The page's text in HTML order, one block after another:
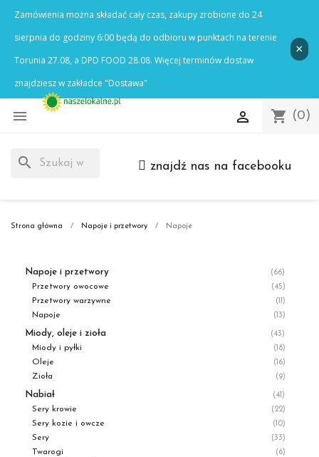
 shopping_cart (0)

search znajdź nas na facebooku
Strona główna Napoje i przetwory Napoje
Napoje i przetwory (66)
Przetwory owocowe (45)
Przetwory warzywne (11)
Napoje (13)
Miody, oleje i zioła (43)
Miody i pyłki (18)
Oleje (16)
Zioła (9)
Nabiał (41)
Sery krowie (22)
Sery kozie i owcze (10)
Sery (33)
Twarogi (6)